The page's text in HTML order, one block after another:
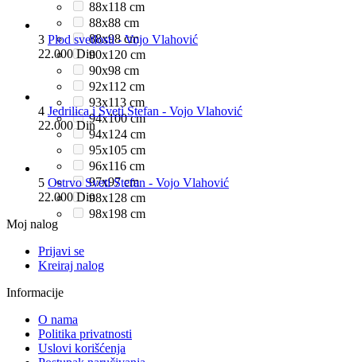
88x118 cm
88x88 cm
88x98 cm
90x120 cm
90x98 cm
92x112 cm
93x113 cm
94x100 cm
94x124 cm
95x105 cm
96x116 cm
97x97 cm
98x128 cm
98x198 cm
3 Plod svetlosti - Vojo Vlahović
22.000 Din
4 Jedrilica i Sveti Stefan - Vojo Vlahović
22.000 Din
5 Ostrvo Sveti Stefan - Vojo Vlahović
22.000 Din
Moj nalog
Prijavi se
Kreiraj nalog
Informacije
O nama
Politika privatnosti
Uslovi korišćenja